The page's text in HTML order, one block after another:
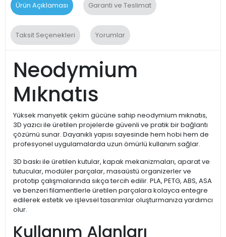
Ürün Açıklaması Garanti ve Teslimat
Taksit Seçenekleri Yorumlar
Neodymium
Mıknatıs
Yüksek manyetik çekim gücüne sahip neodymium mıknatıs,
3D yazıcı ile üretilen projelerde güvenli ve pratik bir bağlantı
çözümü sunar. Dayanıklı yapısı sayesinde hem hobi hem de
profesyonel uygulamalarda uzun ömürlü kullanım sağlar.
3D baskı ile üretilen kutular, kapak mekanizmaları, aparat ve
tutucular, modüler parçalar, masaüstü organizerler ve
prototip çalışmalarında sıkça tercih edilir. PLA, PETG, ABS, ASA
ve benzeri filamentlerle üretilen parçalara kolayca entegre
edilerek estetik ve işlevsel tasarımlar oluşturmanıza yardımcı
olur.
Kullanım Alanları